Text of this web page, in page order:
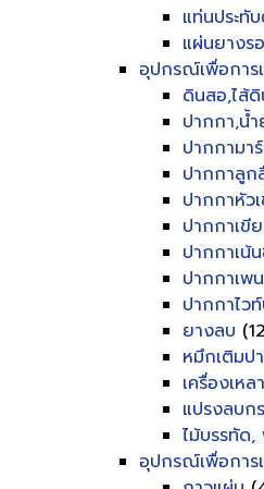
แท่นประทั
แผ่นยางร
อุปกรณ์เพื่อการ
ดินสอ,ไส้
ปากกา,น้
ปากกามา
ปากกาลูก
ปากกาหัว
ปากกาเขี
ปากกาเน้
ปากกาเพ
ปากกาไว
ยางลบ
หมึกเติมป
เครื่องเห
แปรงลบก
ไม้บรรทัด
อุปกรณ์เพื่อการ